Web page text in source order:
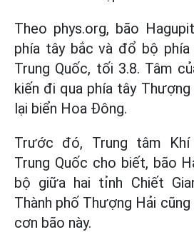
Theo phys.org, bão
phía tây bắc và đổ bộ phía
Trung Quốc, tối 3.8. Tâm
kiến đi qua phía tây
lại biển Hoa Đông.
Trước đó, Trung tâm
Trung Quốc cho biết, bão
bộ giữa hai tỉnh Chiết
Thành phố Thượng Hải
cơn bão này.